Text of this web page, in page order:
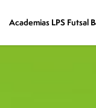
Academias LPS Futsal
Academias LPS Futsal